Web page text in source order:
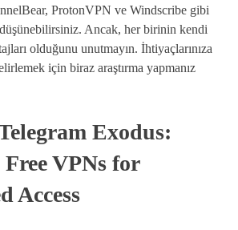
ProtonVPN ve Windscribe gibi
Ancak, her birinin kendi
olduğunu unutmayın. İhtiyaçlarınıza
için biraz araştırma yapmanız
Exodus:
VPNs for
Access